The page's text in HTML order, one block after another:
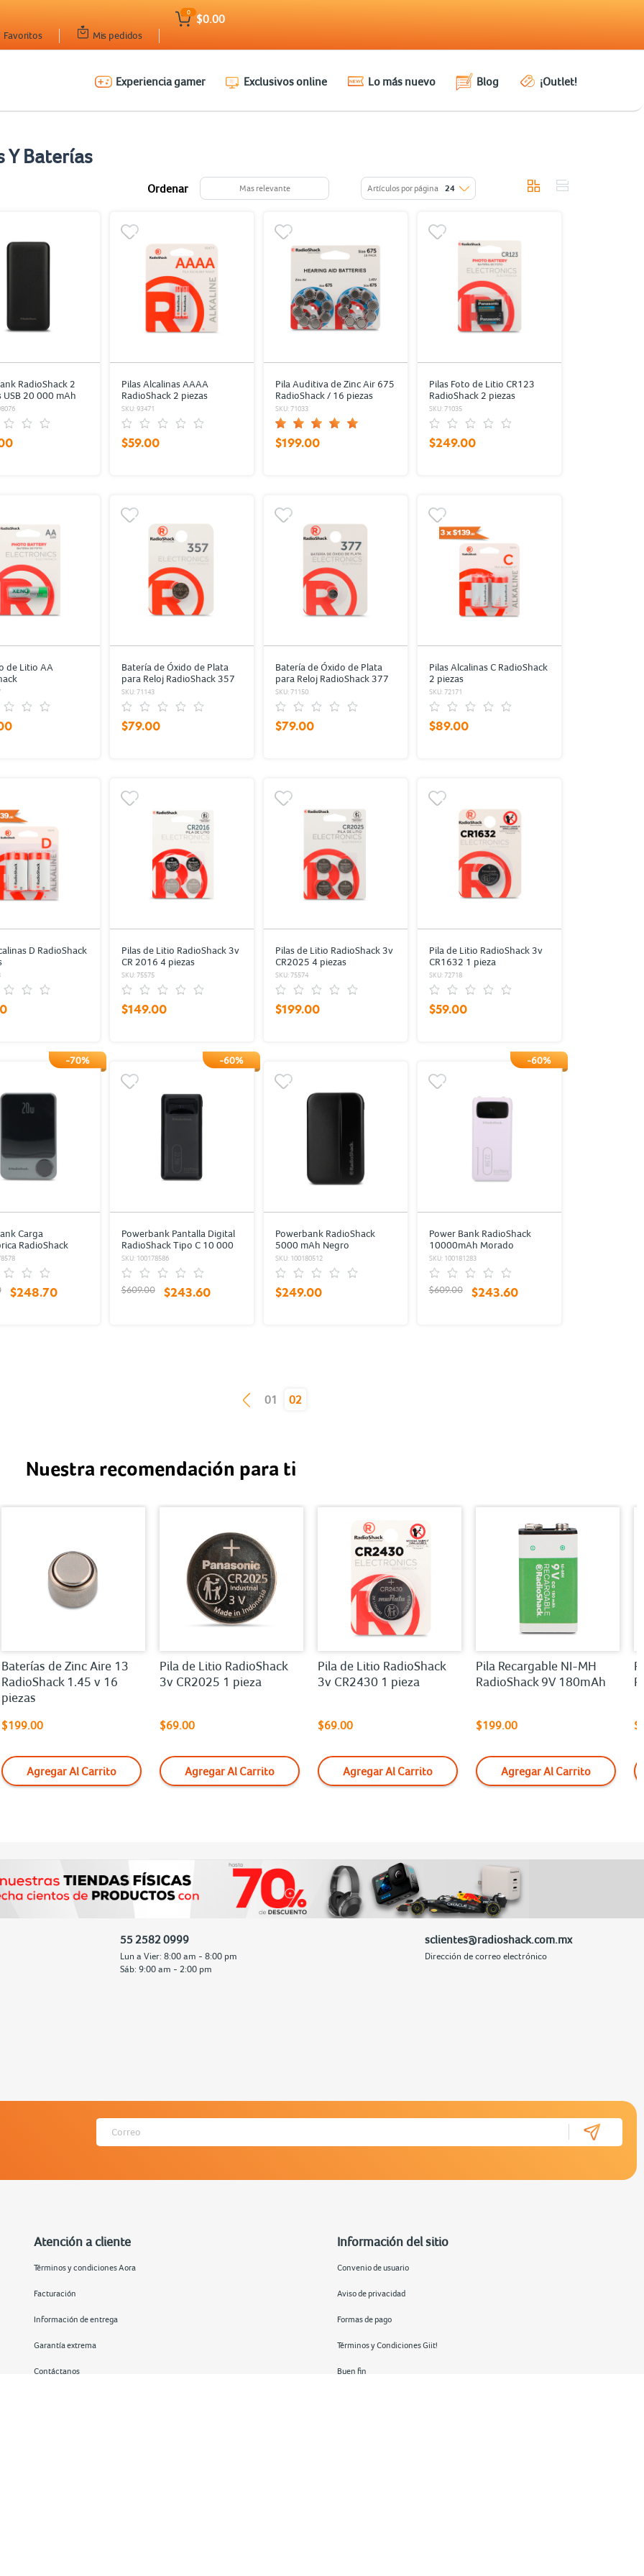
Mis pedidos
Favoritos
0
$0.00
Experiencia gamer Exclusivos online Lo más nuevo Blog ¡Outlet!
Y Baterías
Ordenar Mas relevante Artículos por página 24
RadioShack 2
USB 20 000 mAh
Pilas Alcalinas AAAA
RadioShack 2 piezas
SKU: 93471
$59.00
Pila Auditiva de Zinc Air 675
RadioShack / 16 piezas
SKU: 71033
$199.00
Pilas Foto de Litio CR123
RadioShack 2 piezas
SKU: 71035
$249.00
de Litio AA
Batería de Óxido de Plata
para Reloj RadioShack 357
1 pieza
SKU: 71143
$79.00
Batería de Óxido de Plata
para Reloj RadioShack 377
1 pieza
SKU: 71150
$79.00
Pilas Alcalinas C RadioShack
2 piezas
SKU: 72171
$89.00
D RadioShack
Pilas de Litio RadioShack 3v
CR 2016 4 piezas
SKU: 75575
$149.00
Pilas de Litio RadioShack 3v
CR2025 4 piezas
SKU: 75574
$199.00
Pila de Litio RadioShack 3v
CR1632 1 pieza
SKU: 72718
$59.00
-70%
Carga
RadioShack
000 mAh Gris
$248.70
-60%
Powerbank Pantalla Digital
RadioShack Tipo C 10 000
mAh Negro
SKU: 100178586
$609.00 $243.60
Powerbank RadioShack
5000 mAh Negro
SKU: 100180512
$249.00
-60%
Power Bank RadioShack
10000mAh Morado
SKU: 100181283
$609.00 $243.60
01 02
(current)
Nuestra recomendación para ti
Baterías de Zinc Aire 13
RadioShack 1.45 v 16
piezas
$199.00
Agregar Al Carrito
Pila de Litio RadioShack
3v CR2025 1 pieza
$69.00
Agregar Al Carrito
Pila de Litio RadioShack
3v CR2430 1 pieza
$69.00
Agregar Al Carrito
Pila Recargable NI-MH
RadioShack 9V 180mAh
$199.00
Agregar Al Carrito
55 2582 0999
Lun a Vier: 8:00 am - 8:00 pm
Sáb: 9:00 am - 2:00 pm
sclientes@radioshack.com.mx
Dirección de correo electrónico
Atención a cliente
Términos y condiciones Aora
Facturación
Información de entrega
Garantía extrema
Contáctanos
Información del sitio
Convenio de usuario
Aviso de privacidad
Formas de pago
Términos y Condiciones Giit!
Buen fin